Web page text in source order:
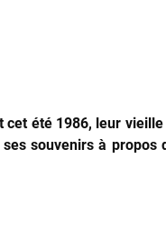
été 1986, leur
souvenirs à propos